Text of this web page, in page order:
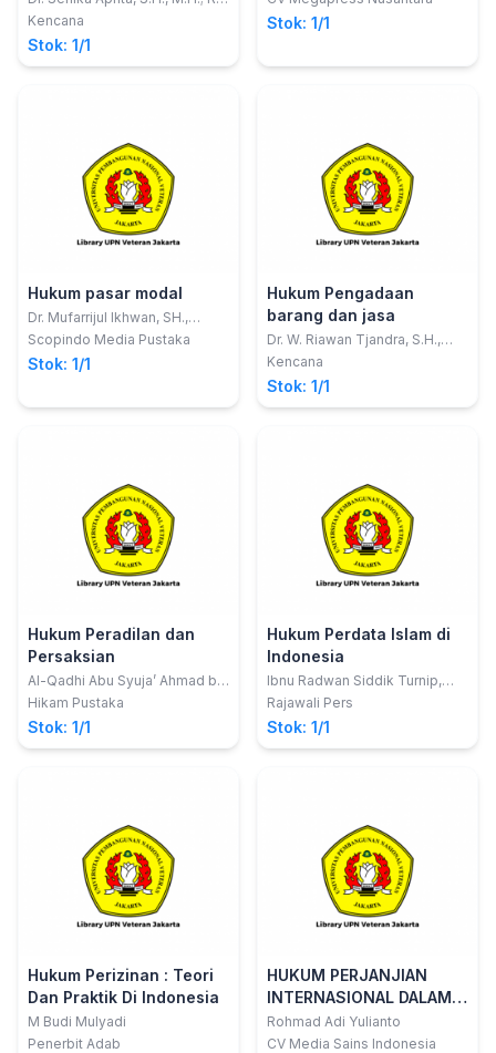
Adhitya, S.T., S.H., M.Kn.
Kencana
Stok: 1/1
Stok: 1/1
Hukum pasar modal
Dr. Mufarrijul Ikhwan, SH.,
MHum ; editor, Mukhlis, SH.,
MH., Saiful Abdullah, SH., MH.
Scopindo Media Pustaka
Stok: 1/1
Hukum Pengadaan
barang dan jasa
Dr. W. Riawan Tjandra, S.H.,
M.Hum.
Kencana
Stok: 1/1
Hukum Peradilan dan
Persaksian
Al-Qadhi Abu Syuja’ Ahmad bin
Al Husain Al-Ashfahani
Hikam Pustaka
Stok: 1/1
Hukum Perdata Islam di
Indonesia
Ibnu Radwan Siddik Turnip,
S.Ag., M.Ag.
Rajawali Pers
Stok: 1/1
Hukum Perizinan : Teori
Dan Praktik Di Indonesia
M Budi Mulyadi
Penerbit Adab
HUKUM PERJANJIAN
INTERNASIONAL DALAM
ISLAM
Rohmad Adi Yulianto
CV Media Sains Indonesia